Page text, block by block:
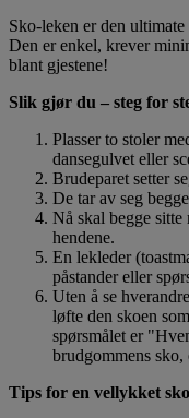
Sko-leken er den
Den er enkel, krever
blant gjestene!
Slik gjør du – steg for
Plasser to stoler
dansegulvet eller
Brudeparet setter
De tar av seg
Nå skal begge sitte
hendene.
En lekleder
påstander eller
Uten å se
løfte den skoen
spørsmålet er
brudgommens sko,
Tips for en vellykket